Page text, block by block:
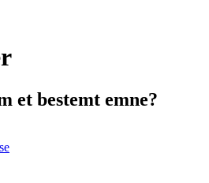
et bestemt emne?